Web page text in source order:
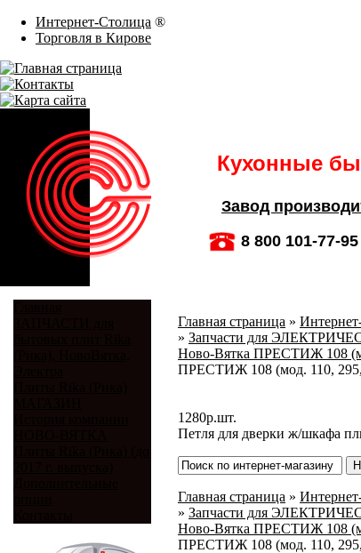
Интернет-Столица ®
Торговля в Кирове
Кухонные
Завод
8 800 101-77-95
Главная страница »
» Запчасти для
Ново-Вятка ПРЕСТИЖ 108
ПРЕСТИЖ 108 (мод. 110,
1280р.шт.
Петля для дверки ж/шкафа
Главная страница »
» Запчасти для
Ново-Вятка ПРЕСТИЖ 108
ПРЕСТИЖ 108 (мод. 110,